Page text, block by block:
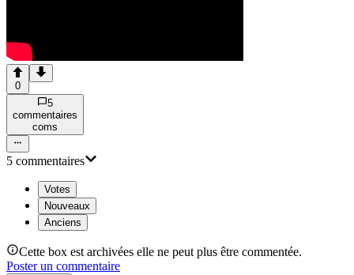
0
5
commentaires
coms
5 commentaires
Votes
Nouveaux
Anciens
Cette box est archivées elle ne peut plus être commentée.
Poster un commentaire